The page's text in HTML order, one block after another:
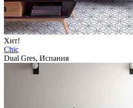
Хит!
Chic
Dual Gres, Испания